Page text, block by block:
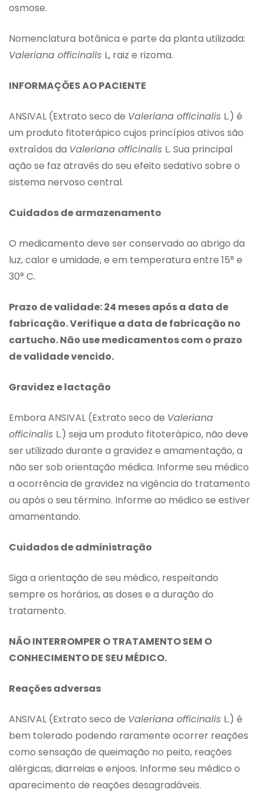
osmose.
Nomenclatura botânica e parte da planta utilizada:
Valeriana officinalis L, raiz e rizoma.
INFORMAÇÕES AO PACIENTE
ANSIVAL (Extrato seco de Valeriana officinalis L.) é
um produto fitoterápico cujos princípios ativos são
extraídos da Valeriana officinalis L. Sua principal
ação se faz através do seu efeito sedativo sobre o
sistema nervoso central.
Cuidados de armazenamento
O medicamento deve ser conservado ao abrigo da
luz, calor e umidade, e em temperatura entre 15° e
30° C.
Prazo de validade: 24 meses após a data de
fabricação. Verifique a data de fabricação no
cartucho. Não use medicamentos com o prazo
de validade vencido.
Gravidez e lactação
Embora ANSIVAL (Extrato seco de Valeriana
officinalis L.) seja um produto fitoterápico, não deve
ser utilizado durante a gravidez e amamentação, a
não ser sob orientação médica. Informe seu médico
a ocorrência de gravidez na vigência do tratamento
ou após o seu término. Informe ao médico se estiver
amamentando.
Cuidados de administração
Siga a orientação de seu médico, respeitando
sempre os horários, as doses e a duração do
tratamento.
NÃO INTERROMPER O TRATAMENTO SEM O
CONHECIMENTO DE SEU MÉDICO.
Reações adversas
ANSIVAL (Extrato seco de Valeriana officinalis L.) é
bem tolerado podendo raramente ocorrer reações
como sensação de queimação no peito, reações
alérgicas, diarreias e enjoos. Informe seu médico o
aparecimento de reações desagradáveis.